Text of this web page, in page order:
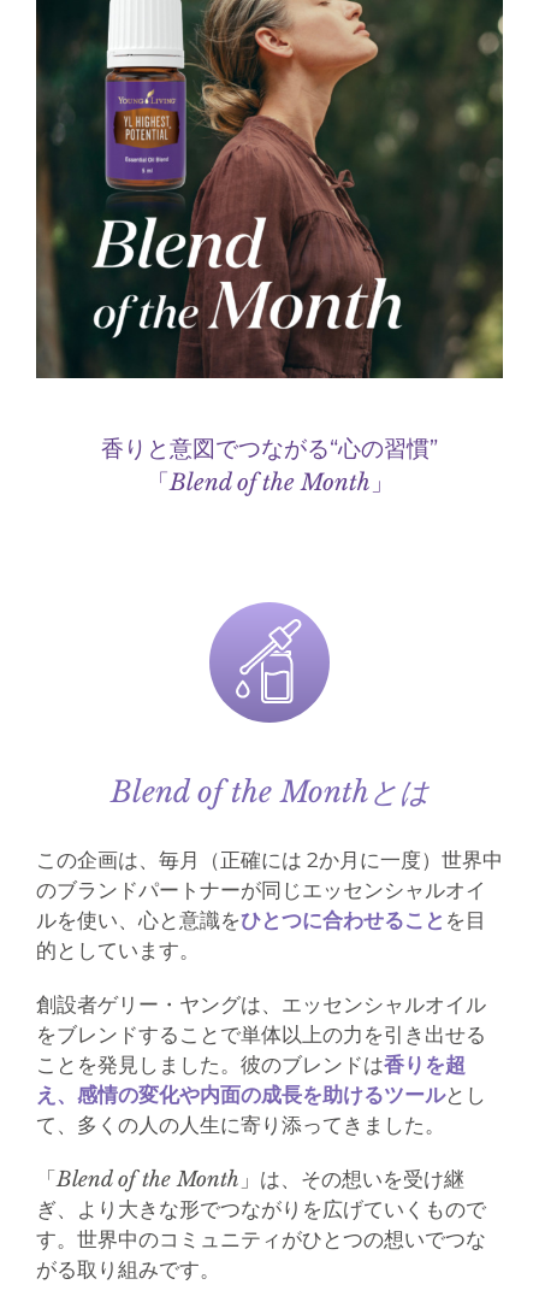
香りと意図でつながる“心の習慣”
「Blend of the Month 」
Blend of the Monthとは
この企画は、毎月（正確には 2か月に一度）世界中
のブランドパートナーが同じエッセンシャルオイ
ルを使い、心と意識をひとつに合わせること を目
的としています。
創設者ゲリー・ヤングは、エッセンシャルオイル
をブレンドすることで単体以上の力を引き出せる
ことを発見しました。彼のブレンドは香りを超
え、感情の変化や内面の成長を助けるツールとし
て、多くの人の人生に寄り添ってきました。
「Blend of the Month 」は、その想いを受け継
ぎ、より大きな形でつながりを広げていくもので
す。世界中のコミュニティがひとつの想いでつな
がる取り組みです。